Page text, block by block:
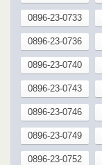
0896-23-0733
0896-23-0736
0896-23-0740
0896-23-0743
0896-23-0746
0896-23-0749
0896-23-0752